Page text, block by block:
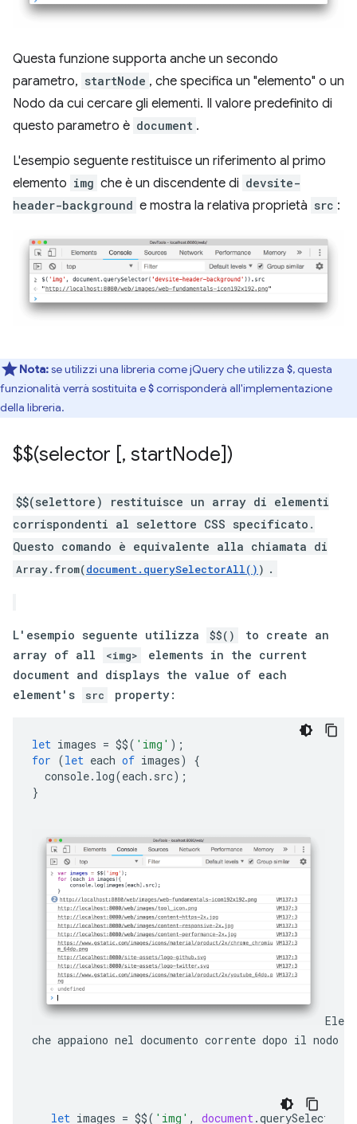
Questa funzione supporta anche un secondo
parametro, startNode , che specifica un "elemento" o un
Nodo da cui cercare gli elementi. Il valore predefinito di
questo parametro è document .
L'esempio seguente restituisce un riferimento al primo
elemento img che è un discendente di devsite-
header-background e mostra la relativa proprietà src :
Nota:se utilizzi una libreria come jQuery che utilizza $, questa
funzionalità verrà sostituita e$corrisponderà all'implementazione
della libreria.
$$(selector [, startNode])
$$(selettore) restituisce un array di elementi
corrispondenti al selettore CSS specificato.
Questo comando è equivalente alla chiamata di
Array.from(document.querySelectorAll() ) .
L'esempio seguente utilizza $$()
to create an
array of all
<img>
elements in the current
document and displays the value of each
element's
src property:
let images = $$( 'img' );
for (let each of images)
{
console. log(each . src);
}
che appaiono nel documento corrente dopo il nodo
let images = $$( 'img' , document.querySelector